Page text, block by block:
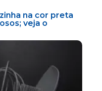
na cor preta
veja o